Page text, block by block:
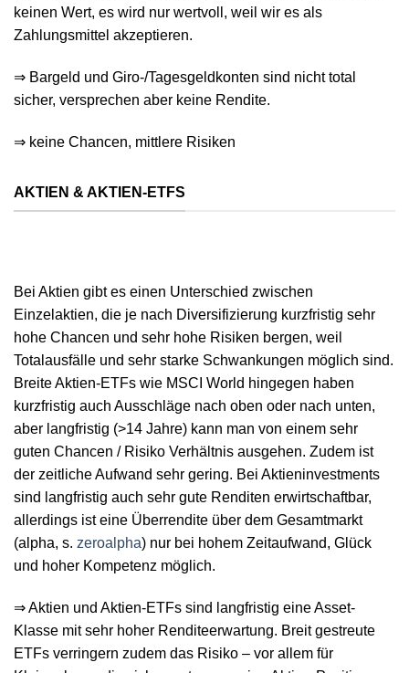
keinen Wert, es wird nur wertvoll, weil wir es als
Zahlungsmittel akzeptieren.
⇒ Bargeld und Giro-/Tagesgeldkonten sind nicht total
sicher, versprechen aber keine Rendite.
⇒ keine Chancen, mittlere Risiken
AKTIEN & AKTIEN-ETFS
Bei Aktien gibt es einen Unterschied zwischen
Einzelaktien, die je nach Diversifizierung kurzfristig sehr
hohe Chancen und sehr hohe Risiken bergen, weil
Totalausfälle und sehr starke Schwankungen möglich sind.
Breite Aktien-ETFs wie MSCI World hingegen haben
kurzfristig auch Ausschläge nach oben oder nach unten,
aber langfristig (>14 Jahre) kann man von einem sehr
guten Chancen / Risiko Verhältnis ausgehen. Zudem ist
der zeitliche Aufwand sehr gering. Bei Aktieninvestments
sind langfristig auch sehr gute Renditen erwirtschaftbar,
allerdings ist eine Überrendite über dem Gesamtmarkt
(alpha, s. zeroalpha) nur bei hohem Zeitaufwand, Glück
und hoher Kompetenz möglich.
⇒ Aktien und Aktien-ETFs sind langfristig eine Asset-
Klasse mit sehr hoher Renditeerwartung. Breit gestreute
ETFs verringern zudem das Risiko – vor allem für